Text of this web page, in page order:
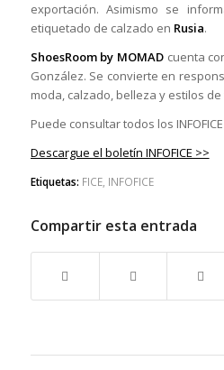
exportación. Asimismo se
etiquetado de calzado en Rusia.
ShoesRoom by MOMAD cuenta
González. Se convierte en
moda, calzado, belleza y estilos de
Puede consultar todos los
Descargue el boletín INFOFICE >>
Etiquetas: FICE, INFOFICE
Compartir esta entrada